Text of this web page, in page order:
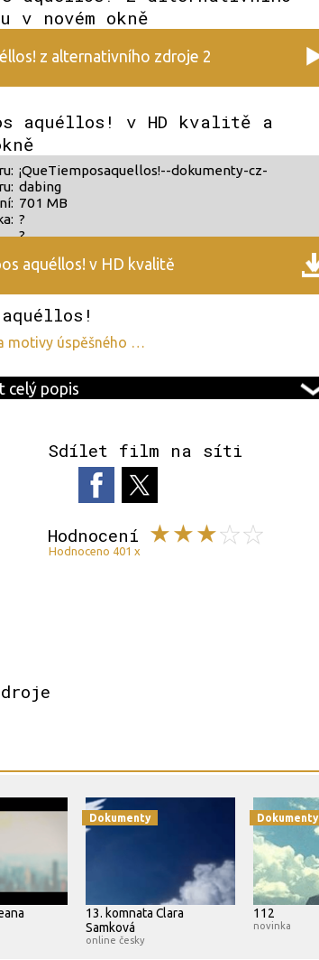
novém okně
z alternativního zdroje 2
aquéllos! v HD kvalitě a
¡QueTiemposaquellos!--dokumenty-cz-
dabing
701 MB
?
?
aquéllos! v HD kvalitě
motivy úspěšného …
celý popis
Sdílet film na síti
Hodnocení
Hodnoceno 401 x
Dokumenty
13. komnata Clara
Samková
online česky
Dokumenty
112
novinka